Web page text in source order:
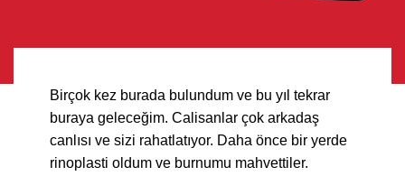
Birçok kez burada bulundum ve bu yıl tekrar
buraya geleceğim. Calisanlar çok arkadaş
canlısı ve sizi rahatlatıyor. Daha önce bir yerde
rinoplasti oldum ve burnumu mahvettiler.